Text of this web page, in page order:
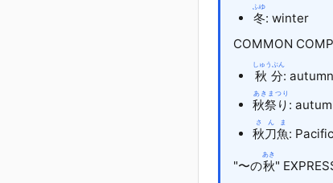
冬
ふゆ
: winter
COMMON
秋分
しゅうぶん
:
秋祭り
あきまつり
:
秋刀魚
さんま
:
"〜の秋
あき
"